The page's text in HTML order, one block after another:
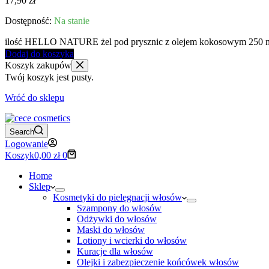
Na stanie
ilość HELLO NATURE żel pod prysznic z olejem kokosowym 250
Dodaj do koszyka
Koszyk zakupów
Twój koszyk jest pusty.
Wróć do sklepu
Search
Logowanie
Koszyk0,00 zł 0
Home
Sklep
Kosmetyki do pielęgnacji włosów
Szampony do włosów
Odżywki do włosów
Maski do włosów
Lotiony i wcierki do włosów
Kuracje dla włosów
Olejki i zabezpieczenie końcówek włosów